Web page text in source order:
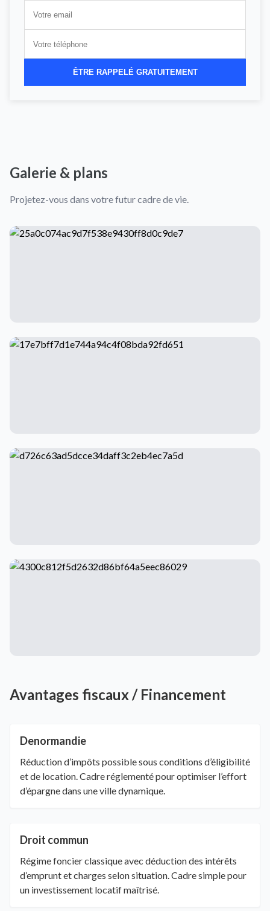
ÊTRE RAPPELÉ GRATUITEMENT
Galerie & plans
Projetez-vous dans votre futur cadre de vie.
Avantages fiscaux / Financement
Denormandie
Réduction d’impôts possible sous conditions d’éligibilité
et de location. Cadre réglementé pour optimiser l’effort
d’épargne dans une ville dynamique.
Droit commun
Régime foncier classique avec déduction des intérêts
d’emprunt et charges selon situation. Cadre simple pour
un investissement locatif maîtrisé.